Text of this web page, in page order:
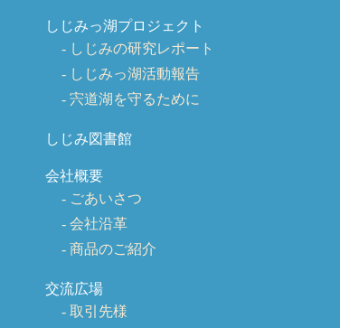
しじみっ湖プロジェクト
しじみの研究レポート
しじみっ湖活動報告
宍道湖を守るために
しじみ図書館
会社概要
ごあいさつ
会社沿革
商品のご紹介
交流広場
取引先様